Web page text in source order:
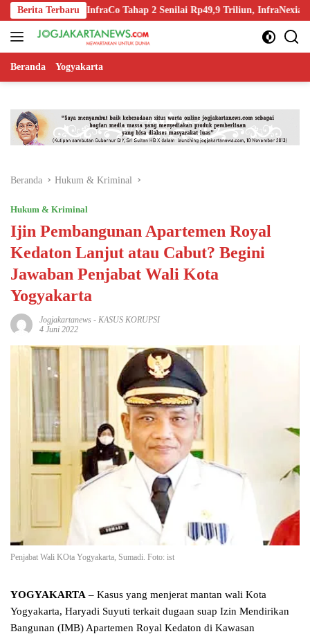
Langsung
ke
konten
Berita Terbaru
Off InfraCo Tahap 2 Senilai Rp49,9 Triliun, InfraNexia Kelola
Beranda Yogyakarta
Beranda Hukum & Kriminal
Hukum & Kriminal
Ijin Pembangunan Apartemen Royal
Kedaton Lanjut atau Cabut? Begini
Jawaban Penjabat Wali Kota
Yogyakarta
Jogjakartanews - KASUS KORUPSI
4 Juni 2022
Penjabat Wali KOta Yogyakarta, Sumadi. Foto: ist
YOGYAKARTA – Kasus yang menjerat mantan wali Kota
Yogyakarta, Haryadi Suyuti terkait dugaan suap Izin Mendirikan
Bangunan (IMB) Apartemen Royal Kedaton di Kawasan